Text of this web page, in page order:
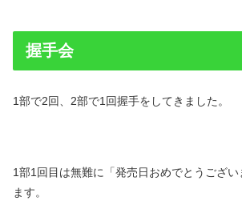
握手会
1部で2回、2部で1回握手をしてきました。
1部1回目は無難に「発売日おめでとうござい
ます。